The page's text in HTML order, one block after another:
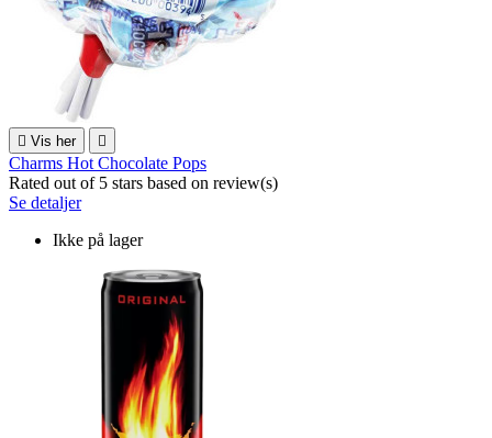
 Vis her 
Charms Hot Chocolate Pops
Rated out of 5 stars based on review(s)
Se detaljer
Ikke på lager